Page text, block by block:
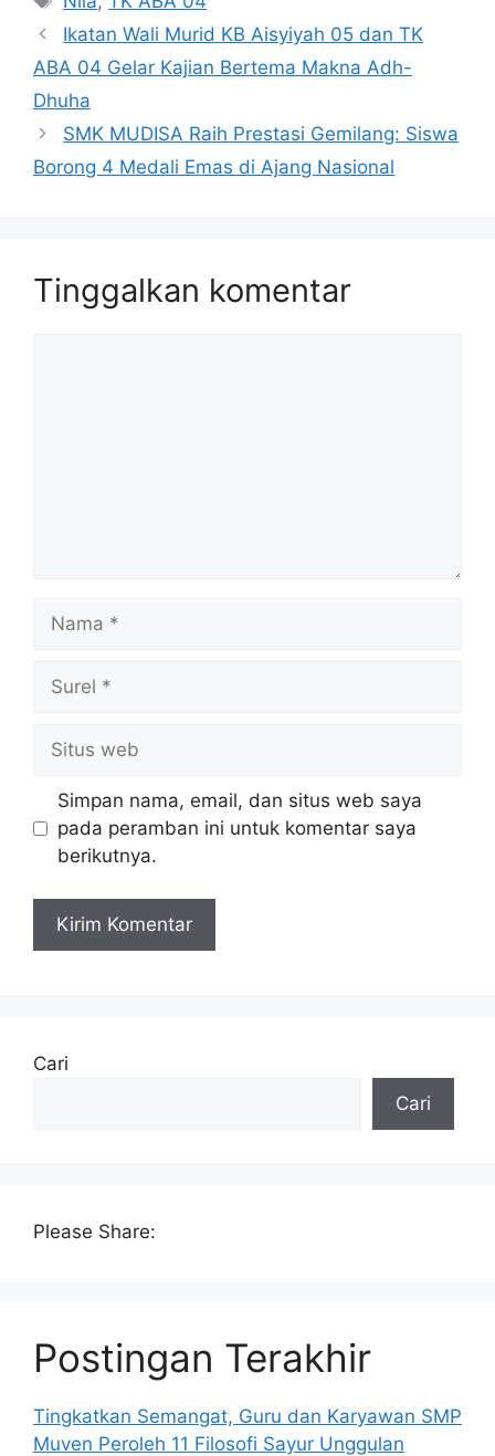
Ikatan Wali Murid KB Aisyiyah 05 dan TK
ABA 04 Gelar Kajian Bertema Makna Adh-
Dhuha
SMK MUDISA Raih Prestasi Gemilang: Siswa
Borong 4 Medali Emas di Ajang Nasional
Tinggalkan komentar
Nama
Surel
Situs
web
Simpan nama, email, dan situs web saya
pada peramban ini untuk komentar saya
berikutnya.
Cari
Cari
Please Share:
Postingan Terakhir
Tingkatkan Semangat, Guru dan Karyawan SMP
Muven Peroleh 11 Filosofi Sayur Unggulan